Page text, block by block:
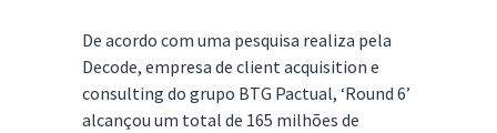
De acordo com uma pesquisa realiza pela
Decode, empresa de client acquisition e
consulting do grupo BTG Pactual, ‘Round 6’
alcançou um total de 165 milhões de